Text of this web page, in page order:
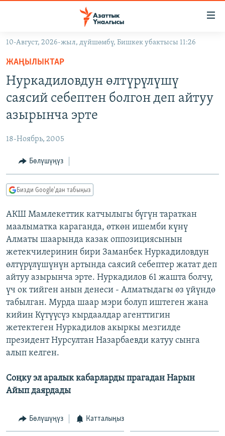
Навигацияга
өтүңүз
Издөөгө
салыңызКЫРГЫЗСТАН
МАДАНИЯТ
ДҮЙНӨ
ТВ ПРОГРАММАЛАР
БҮГҮН АЗАТТЫКТА
ДАНИСТЕ
АЗАТТЫК+
ЫҢГАЙСЫЗ СУРООЛОР
ПОДКАСТ
ОНЛАЙН ШЕРИНЕ
ЭЕ/АРнун бардык сайттары
10-Август, 2026-жыл, дүйшөмбү, Бишкек убактысы 11:26
ЖАҢЫЛЫКТАР
Нуркадиловдун өлтүрүлүшү
саясий себептен болгон деп айтуу
азырынча эрте
18-Ноябрь, 2005
Бөлүшүңүз
Бизди Google'дан табыңыз
АКШ Мамлекеттик катчылыгы бүгүн тараткан
маалыматка караганда, өткөн ишемби күнү
Алматы шаарында казак оппозициясынын
жетекчилеринин бири Заманбек Нуркадиловдун
өлтүрүлүшүнүн артында саясий себептер жатат деп
айтуу азырынча эрте. Нуркадилов 61 жашта болчу,
үч ок тийген анын денеси - Алматыдагы өз үйүндө
табылган. Мурда шаар мэри болуп иштеген жана
кийин Күтүүсүз кырдаалдар агенттигин
жетектеген Нуркадилов акыркы мезгилде
президент Нурсултан Назарбаевди катуу сынга
алып келген.
Соңку эл аралык кабарларды прагадан Нарын
Айып даярдады
Бөлүшүңүз Катталыңыз